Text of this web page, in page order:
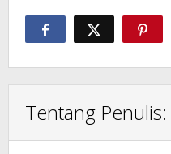
Tentang Penulis: